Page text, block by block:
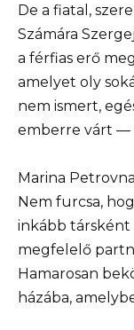
De a fiatal,
Számára
a férfias erő
amelyet oly
nem ismert,
emberre várt —
Marina
Nem furcsa,
inkább társként
megfelelő
Hamarosan
házába,